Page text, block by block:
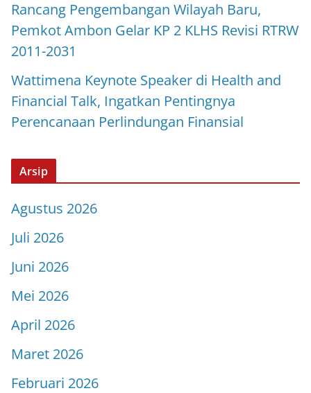
Rancang Pengembangan Wilayah Baru,
Pemkot Ambon Gelar KP 2 KLHS Revisi RTRW
2011-2031
Wattimena Keynote Speaker di Health and
Financial Talk, Ingatkan Pentingnya
Perencanaan Perlindungan Finansial
Arsip
Agustus 2026
Juli 2026
Juni 2026
Mei 2026
April 2026
Maret 2026
Februari 2026